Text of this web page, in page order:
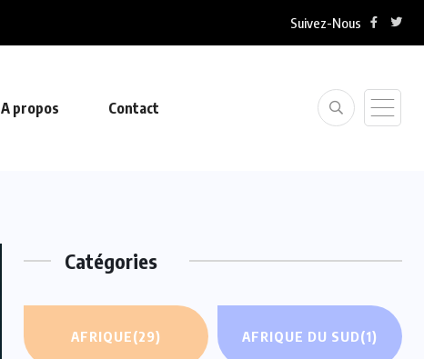
Suivez-Nous
A propos Contact
Catégories
AFRIQUE(29) AFRIQUE DU SUD(1)